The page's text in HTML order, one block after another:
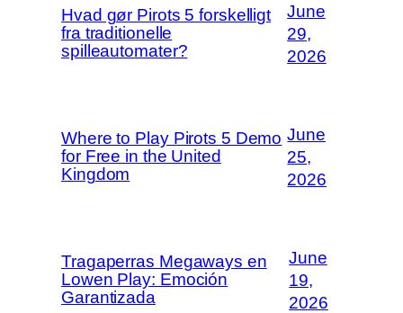
Hvad gør Pirots 5 forskelligt
fra traditionelle
spilleautomater?
June
29,
2026
Where to Play Pirots 5 Demo
for Free in the United
Kingdom
June
25,
2026
Tragaperras Megaways en
Lowen Play: Emoción
Garantizada
June
19,
2026